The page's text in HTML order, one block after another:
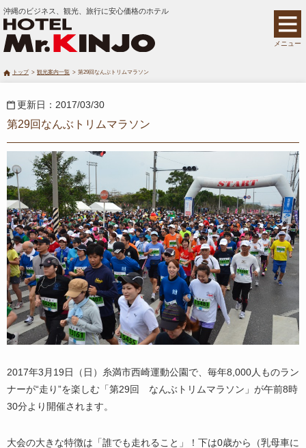
沖縄のビジネス、観光、旅行に安心価格のホテル
メニュー
トップ 観光案内一覧 第29回なんぶトリムマラソン
更新日：2017/03/30
第29回なんぶトリムマラソン
2017年3月19日（日）糸満市西崎運動公園で、毎年8,000人ものラン
ナーが“走り”を楽しむ「第29回 なんぶトリムマラソン」が午前8時
30分より開催されます。
大会の大きな特徴は「誰でも走れること」！下は0歳から（乳母車に